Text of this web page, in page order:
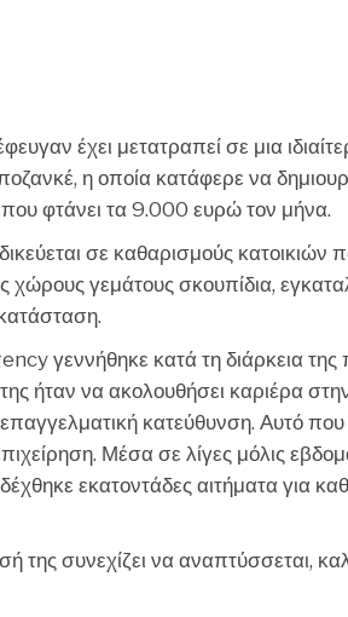
έχει μετατραπεί σε μια
η οποία κατάφερε να
που φτάνει τα 9.000 ευρώ τον μήνα.
σε καθαρισμούς κατοικιών
γεμάτους σκουπίδια,
γεννήθηκε κατά τη διάρκεια της
ήταν να ακολουθήσει καριέρα
κατεύθυνση. Αυτό
Μέσα σε λίγες μόλις
εκατοντάδες αιτήματα για
της συνεχίζει να αναπτύσσεται,